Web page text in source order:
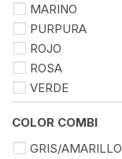
MARINO
PURPURA
ROJO
ROSA
VERDE
COLOR COMBI
GRIS/AMARILLO